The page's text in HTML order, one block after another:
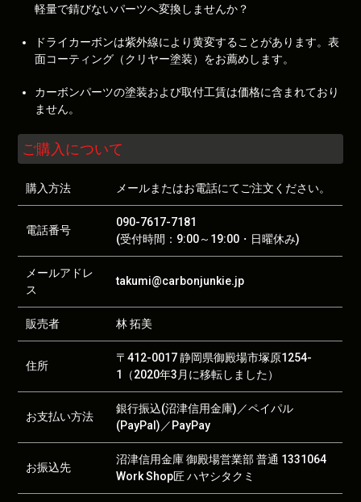
軽量で錆びないパーツへ変換しませんか？
ドライカーボンは紫外線により黄変することがあります。表
面コーティング（クリヤー塗装）をお薦めします。
カーボンパーツの塗装および取付工賃は価格に含まれており
ません。
ご購入について
購入方法 メールまたはお電話にてご注文ください。
電話番号
090-7617-7181
(受付時間：9:00～19:00・日曜休み)
メールアドレ
ス
takumi@carbonjunkie.jp
販売者 林 拓美
住所
〒412-0017 静岡県御殿場市塚原1254-
1（2020年3月に移転しました）
お支払い方法
銀行振込(沼津信用金庫)／ペイパル
(PayPal)／PayPay
お振込先
沼津信用金庫 御殿場営業部 普通 1331064
Work Shop匠 ハヤシタクミ